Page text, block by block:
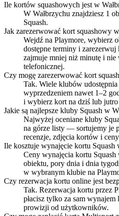
Ile kortów squashowych jest w
W Wałbrzychu znajdziesz 1
Squash.
Jak zarezerwować kort squashowy
Wejdź na Playmore, wybierz
dostępne terminy i
zajmuje mniej niż minutę i nie
telefonicznej.
Czy mogę zarezerwować kort
Tak. Wiele klubów
wyprzedzeniem nawet 1–2
i wybierz kort na dziś lub jutro
Jakie są najlepsze kluby Squash w
Najwyżej oceniane kluby
na górze listy — sortujemy je
recenzje, zdjęcia kortów i
Ile kosztuje wynajęcie kortu Squash
Ceny wynajęcia kortu Squash
obiektu, pory dnia i dnia
w wybranym klubie na
Czy rezerwacja kortu online jest
Tak. Rezerwacja kortu przez
płacisz tylko za sam
prowizji od użytkowników.